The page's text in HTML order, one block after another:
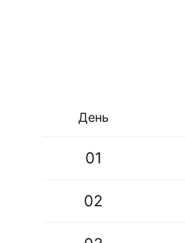
День
01
02